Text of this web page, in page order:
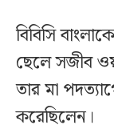
বিবিসি
ছেলে সজীব
তার মা
করেছিলেন।